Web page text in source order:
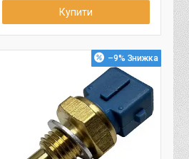
Купити
–9%